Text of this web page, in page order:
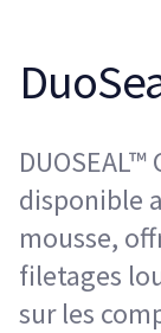
disponible
mousse,
filetages
sur les